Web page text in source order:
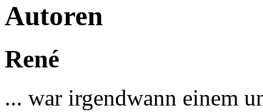
Autoren
René
... war irgendwann einem